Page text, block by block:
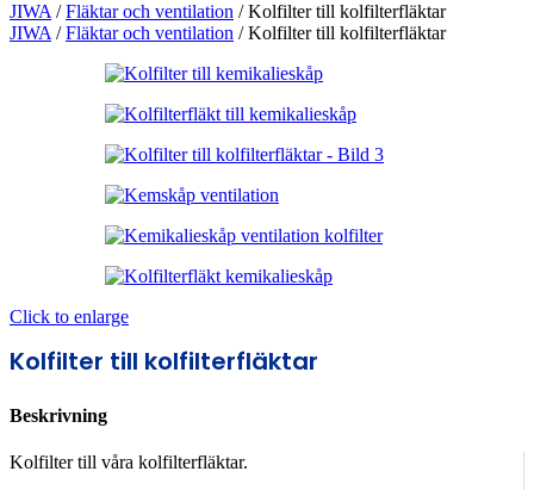
JIWA /Fläktar och ventilation /Kolfilter till kolfilterfläktar
JIWA /Fläktar och ventilation /Kolfilter till kolfilterfläktar
Click to enlarge
Kolfilter till kolfilterfläktar
Beskrivning
Kolfilter till våra kolfilterfläktar.